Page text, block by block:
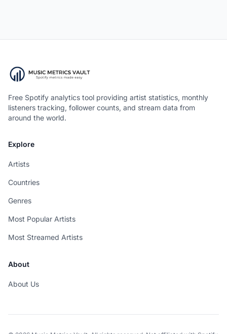
Free Spotify analytics tool providing artist statistics, monthly
listeners tracking, follower counts, and stream data from
around the world.
Explore
Artists
Countries
Genres
Most Popular Artists
Most Streamed Artists
About
About Us